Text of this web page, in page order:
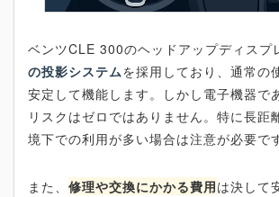
ベンツCLE 300のヘッドアップディスプ
の投影システムを採用しており、通常の
安定して機能します。しかし電子機器で
リスクはゼロではありません。特に長距
境下での利用が多い場合は注意が必要です
また、 修理や交換にかかる費用は決して